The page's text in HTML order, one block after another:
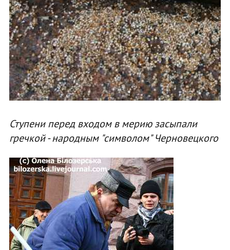
Ступени перед входом в мерию засыпали
гречкой - народным "символом" Черновецкого